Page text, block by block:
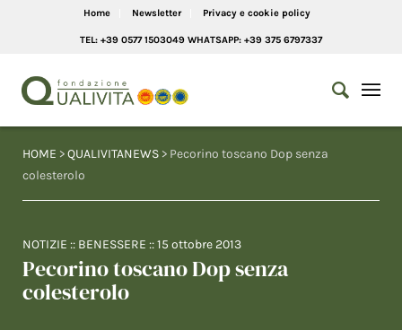
Home Newsletter Privacy e cookie policy
TEL: +39 0577 1503049 WHATSAPP: +39 375 6797337
HOME >QUALIVITANEWS > Pecorino toscano Dop senza
colesterolo
NOTIZIE :: BENESSERE ::15 ottobre 2013
Pecorino toscano Dop senza
colesterolo